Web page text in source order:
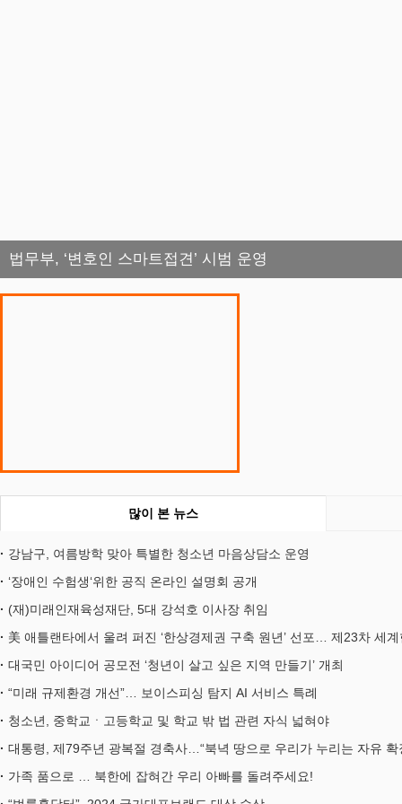
법무부, ‘변호인 스마트접견’ 시범 운영
많이 본 뉴스
강남구, 여름방학 맞아 특별한 청소년 마음상담소 운영
‘장애인 수험생‘위한 공직 온라인 설명회 공개
(재)미래인재육성재단, 5대 강석호 이사장 취임
美 애틀랜타에서 울려 퍼진 ‘한상경제권 구축 원년’ 선포… 제23차 세
대국민 아이디어 공모전 ‘청년이 살고 싶은 지역 만들기’ 개최
“미래 규제환경 개선”… 보이스피싱 탐지 AI 서비스 특례
청소년, 중학교ㆍ고등학교 및 학교 밖 법 관련 자식 넓혀야
대통령, 제79주년 광복절 경축사…“북녁 땅으로 우리가 누리는 자유 확
가족 품으로 … 북한에 잡혀간 우리 아빠를 돌려주세요!